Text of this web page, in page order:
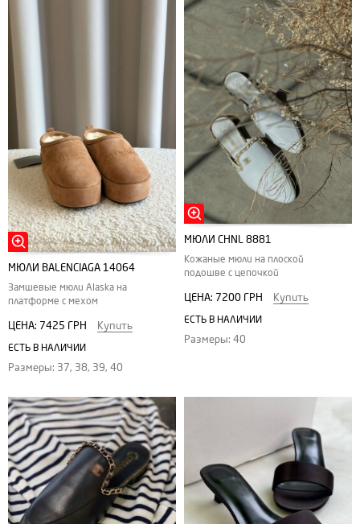
МЮЛИ BALENCIAGA 14064
Замшевые мюли Alaska на
платформе с мехом
ЦЕНА: 7425 ГРН Купить
ЕСТЬ В НАЛИЧИИ
Размеры: 37, 38, 39, 40
МЮЛИ CHNL 8881
Кожаные мюли на плоской
подошве с цепочкой
ЦЕНА: 7200 ГРН Купить
ЕСТЬ В НАЛИЧИИ
Размеры: 40